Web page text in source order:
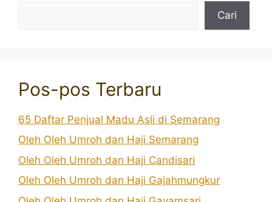
Cari
Pos-pos Terbaru
65 Daftar Penjual Madu Asli di Semarang
Oleh Oleh Umroh dan Haji Semarang
Oleh Oleh Umroh dan Haji Candisari
Oleh Oleh Umroh dan Haji Gajahmungkur